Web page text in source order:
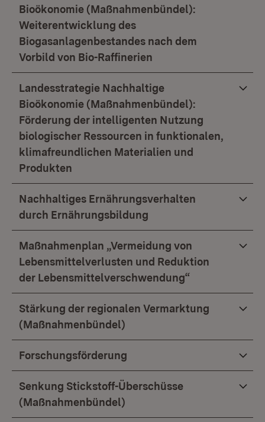
Bioökonomie (Maßnahmenbündel):
Weiterentwicklung des
Biogasanlagenbestandes nach dem
Vorbild von Bio-Raffinerien
Landesstrategie Nachhaltige
Bioökonomie (Maßnahmenbündel):
Förderung der intelligenten Nutzung
biologischer Ressourcen in funktionalen,
klimafreundlichen Materialien und
Produkten
Nachhaltiges Ernährungsverhalten
durch Ernährungsbildung
Maßnahmenplan „Vermeidung von
Lebensmittelverlusten und Reduktion
der Lebensmittelverschwendung“
Stärkung der regionalen Vermarktung
(Maßnahmenbündel)
Forschungsförderung
Senkung Stickstoff-Überschüsse
(Maßnahmenbündel)